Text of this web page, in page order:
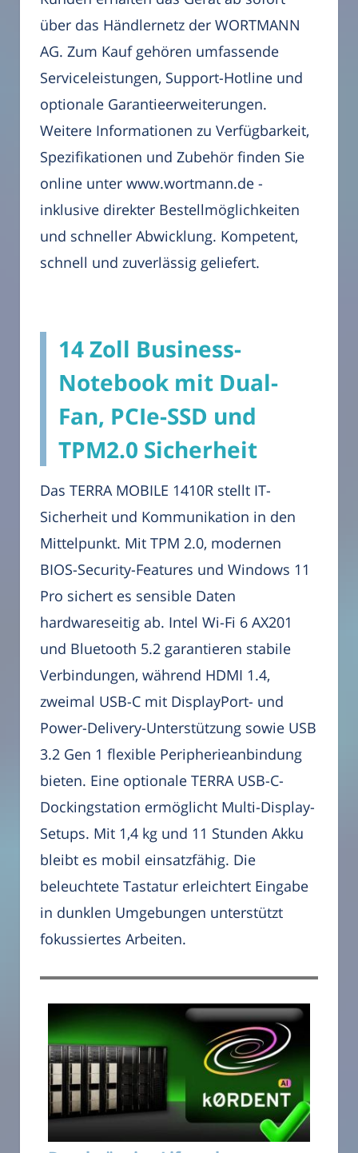
über das Händlernetz der WORTMANN
AG. Zum Kauf gehören umfassende
Serviceleistungen, Support-Hotline und
optionale Garantieerweiterungen.
Weitere Informationen zu Verfügbarkeit,
Spezifikationen und Zubehör finden Sie
online unter www.wortmann.de -
inklusive direkter Bestellmöglichkeiten
und schneller Abwicklung. Kompetent,
schnell und zuverlässig geliefert.
14 Zoll Business-
Notebook mit Dual-
Fan, PCIe-SSD und
TPM2.0 Sicherheit
Das TERRA MOBILE 1410R stellt IT-
Sicherheit und Kommunikation in den
Mittelpunkt. Mit TPM 2.0, modernen
BIOS-Security-Features und Windows 11
Pro sichert es sensible Daten
hardwareseitig ab. Intel Wi-Fi 6 AX201
und Bluetooth 5.2 garantieren stabile
Verbindungen, während HDMI 1.4,
zweimal USB-C mit DisplayPort- und
Power-Delivery-Unterstützung sowie USB
3.2 Gen 1 flexible Peripherieanbindung
bieten. Eine optionale TERRA USB-C-
Dockingstation ermöglicht Multi-Display-
Setups. Mit 1,4 kg und 11 Stunden Akku
bleibt es mobil einsatzfähig. Die
beleuchtete Tastatur erleichtert Eingabe
in dunklen Umgebungen unterstützt
fokussiertes Arbeiten.